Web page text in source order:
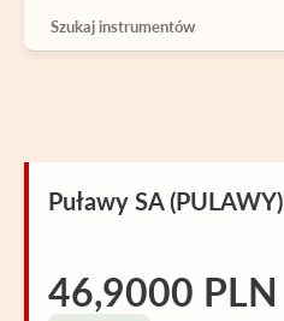
Puławy SA (PULAWY)
46,9000 PLN